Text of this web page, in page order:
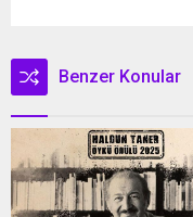
Benzer Konular